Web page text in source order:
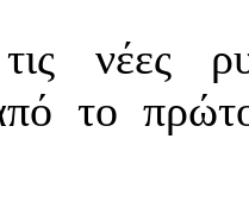
νέες
το